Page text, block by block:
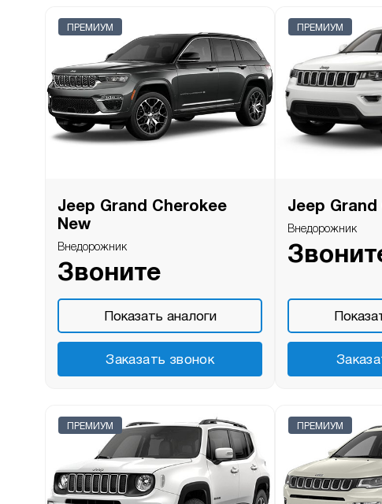
ПРЕМИУМ
Jeep Grand Cherokee
New
Внедорожник
Звоните
Показать аналоги
Заказать звонок
ПРЕМИУМ
Jeep Grand
Внедорожник
ПРЕМИУМ ПРЕМИУМ